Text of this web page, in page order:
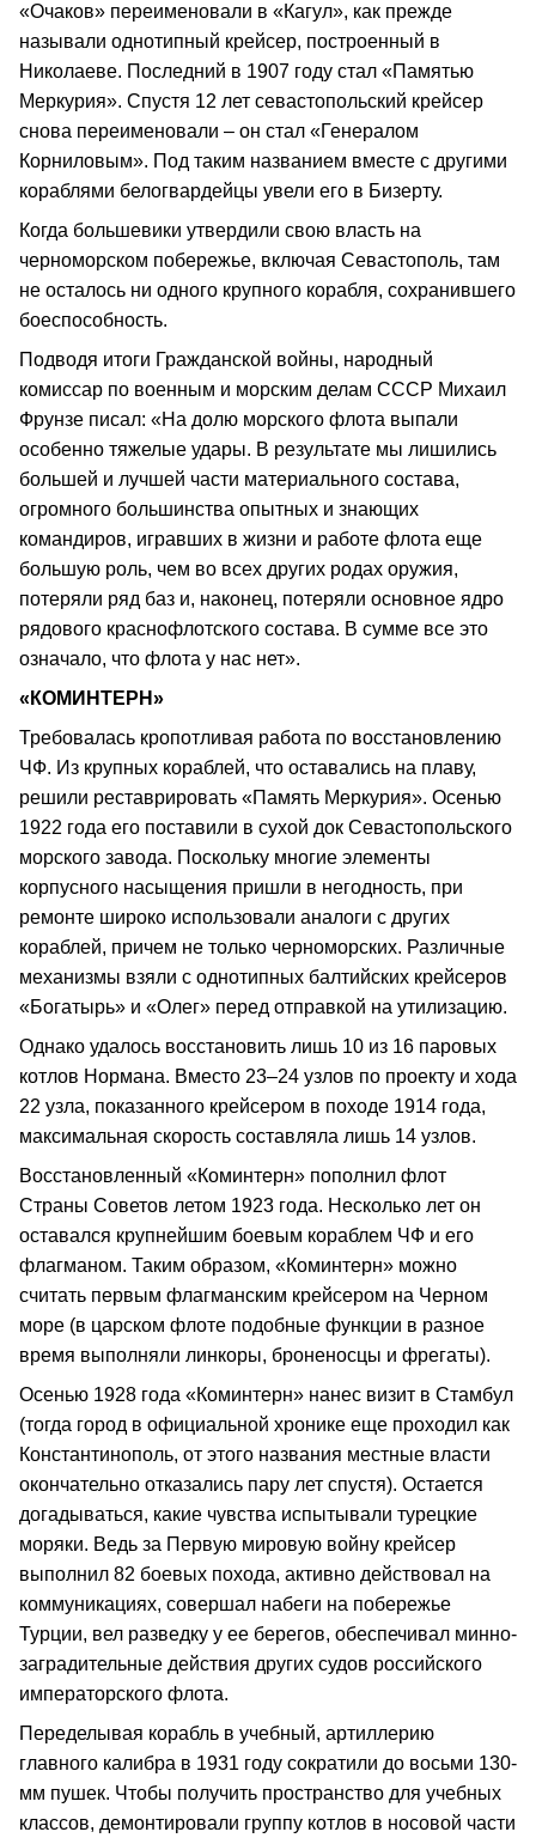
«Очаков» переименовали в «Кагул», как прежде
называли однотипный крейсер, построенный в
Николаеве. Последний в 1907 году стал «Памятью
Меркурия». Спустя 12 лет севастопольский крейсер
снова переименовали – он стал «Генералом
Корниловым». Под таким названием вместе с другими
кораблями белогвардейцы увели его в Бизерту.
Когда большевики утвердили свою власть на
черноморском побережье, включая Севастополь, там
не осталось ни одного крупного корабля, сохранившего
боеспособность.
Подводя итоги Гражданской войны, народный
комиссар по военным и морским делам СССР Михаил
Фрунзе писал: «На долю морского флота выпали
особенно тяжелые удары. В результате мы лишились
большей и лучшей части материального состава,
огромного большинства опытных и знающих
командиров, игравших в жизни и работе флота еще
большую роль, чем во всех других родах оружия,
потеряли ряд баз и, наконец, потеряли основное ядро
рядового краснофлотского состава. В сумме все это
означало, что флота у нас нет».
«КОМИНТЕРН»
Требовалась кропотливая работа по восстановлению
ЧФ. Из крупных кораблей, что оставались на плаву,
решили реставрировать «Память Меркурия». Осенью
1922 года его поставили в сухой док Севастопольского
морского завода. Поскольку многие элементы
корпусного насыщения пришли в негодность, при
ремонте широко использовали аналоги с других
кораблей, причем не только черноморских. Различные
механизмы взяли с однотипных балтийских крейсеров
«Богатырь» и «Олег» перед отправкой на утилизацию.
Однако удалось восстановить лишь 10 из 16 паровых
котлов Нормана. Вместо 23–24 узлов по проекту и хода
22 узла, показанного крейсером в походе 1914 года,
максимальная скорость составляла лишь 14 узлов.
Восстановленный «Коминтерн» пополнил флот
Страны Советов летом 1923 года. Несколько лет он
оставался крупнейшим боевым кораблем ЧФ и его
флагманом. Таким образом, «Коминтерн» можно
считать первым флагманским крейсером на Черном
море (в царском флоте подобные функции в разное
время выполняли линкоры, броненосцы и фрегаты).
Осенью 1928 года «Коминтерн» нанес визит в Стамбул
(тогда город в официальной хронике еще проходил как
Константинополь, от этого названия местные власти
окончательно отказались пару лет спустя). Остается
догадываться, какие чувства испытывали турецкие
моряки. Ведь за Первую мировую войну крейсер
выполнил 82 боевых похода, активно действовал на
коммуникациях, совершал набеги на побережье
Турции, вел разведку у ее берегов, обеспечивал минно-
заградительные действия других судов российского
императорского флота.
Переделывая корабль в учебный, артиллерию
главного калибра в 1931 году сократили до восьми 130-
мм пушек. Чтобы получить пространство для учебных
классов, демонтировали группу котлов в носовой части